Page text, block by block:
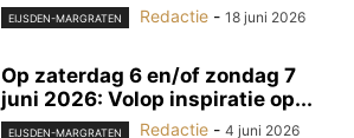
EIJSDEN-MARGRATEN Redactie - 18 juni 2026
Op zaterdag 6 en/of zondag 7
juni 2026: Volop inspiratie op...
EIJSDEN-MARGRATEN Redactie - 4 juni 2026